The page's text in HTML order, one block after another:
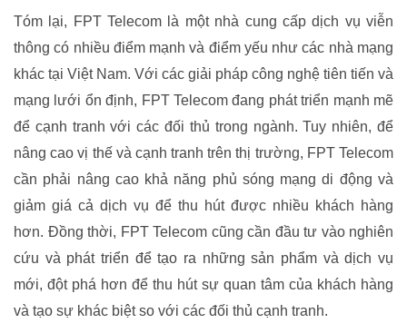
Tóm lại, FPT Telecom là một nhà cung cấp dịch vụ viễn
thông có nhiều điểm mạnh và điểm yếu như các nhà mạng
khác tại Việt Nam. Với các giải pháp công nghệ tiên tiến và
mạng lưới ổn định, FPT Telecom đang phát triển mạnh mẽ
để cạnh tranh với các đối thủ trong ngành. Tuy nhiên, để
nâng cao vị thế và cạnh tranh trên thị trường, FPT Telecom
cần phải nâng cao khả năng phủ sóng mạng di động và
giảm giá cả dịch vụ để thu hút được nhiều khách hàng
hơn. Đồng thời, FPT Telecom cũng cần đầu tư vào nghiên
cứu và phát triển để tạo ra những sản phẩm và dịch vụ
mới, đột phá hơn để thu hút sự quan tâm của khách hàng
và tạo sự khác biệt so với các đối thủ cạnh tranh.